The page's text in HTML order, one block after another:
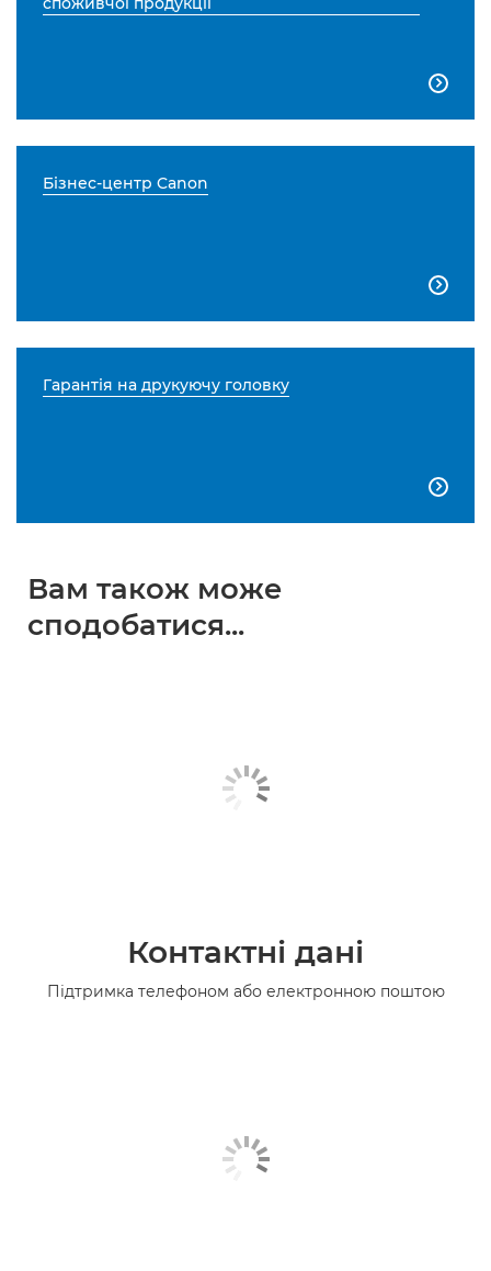

Бізнес-центр Canon

Гарантія на друкуючу головку

Вам також може
сподобатися...
Контактні дані
Підтримка телефоном або електронною поштою